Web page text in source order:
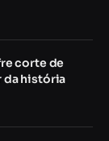
corte de
da história